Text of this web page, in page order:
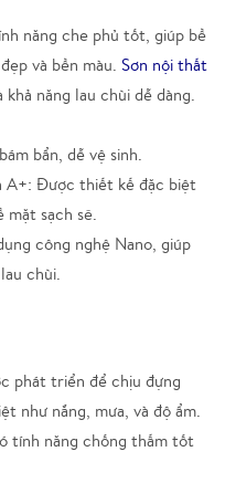
năng che phủ tốt, giúp bề
và bền màu. Sơn nội thất
năng lau chùi dễ dàng.
bẩn, dễ vệ sinh.
A+: Được thiết kế đặc biệt
mặt sạch sẽ.
công nghệ Nano, giúp
chùi.
phát triển để chịu đựng
như nắng, mưa, và độ ẩm.
tính năng chống thấm tốt